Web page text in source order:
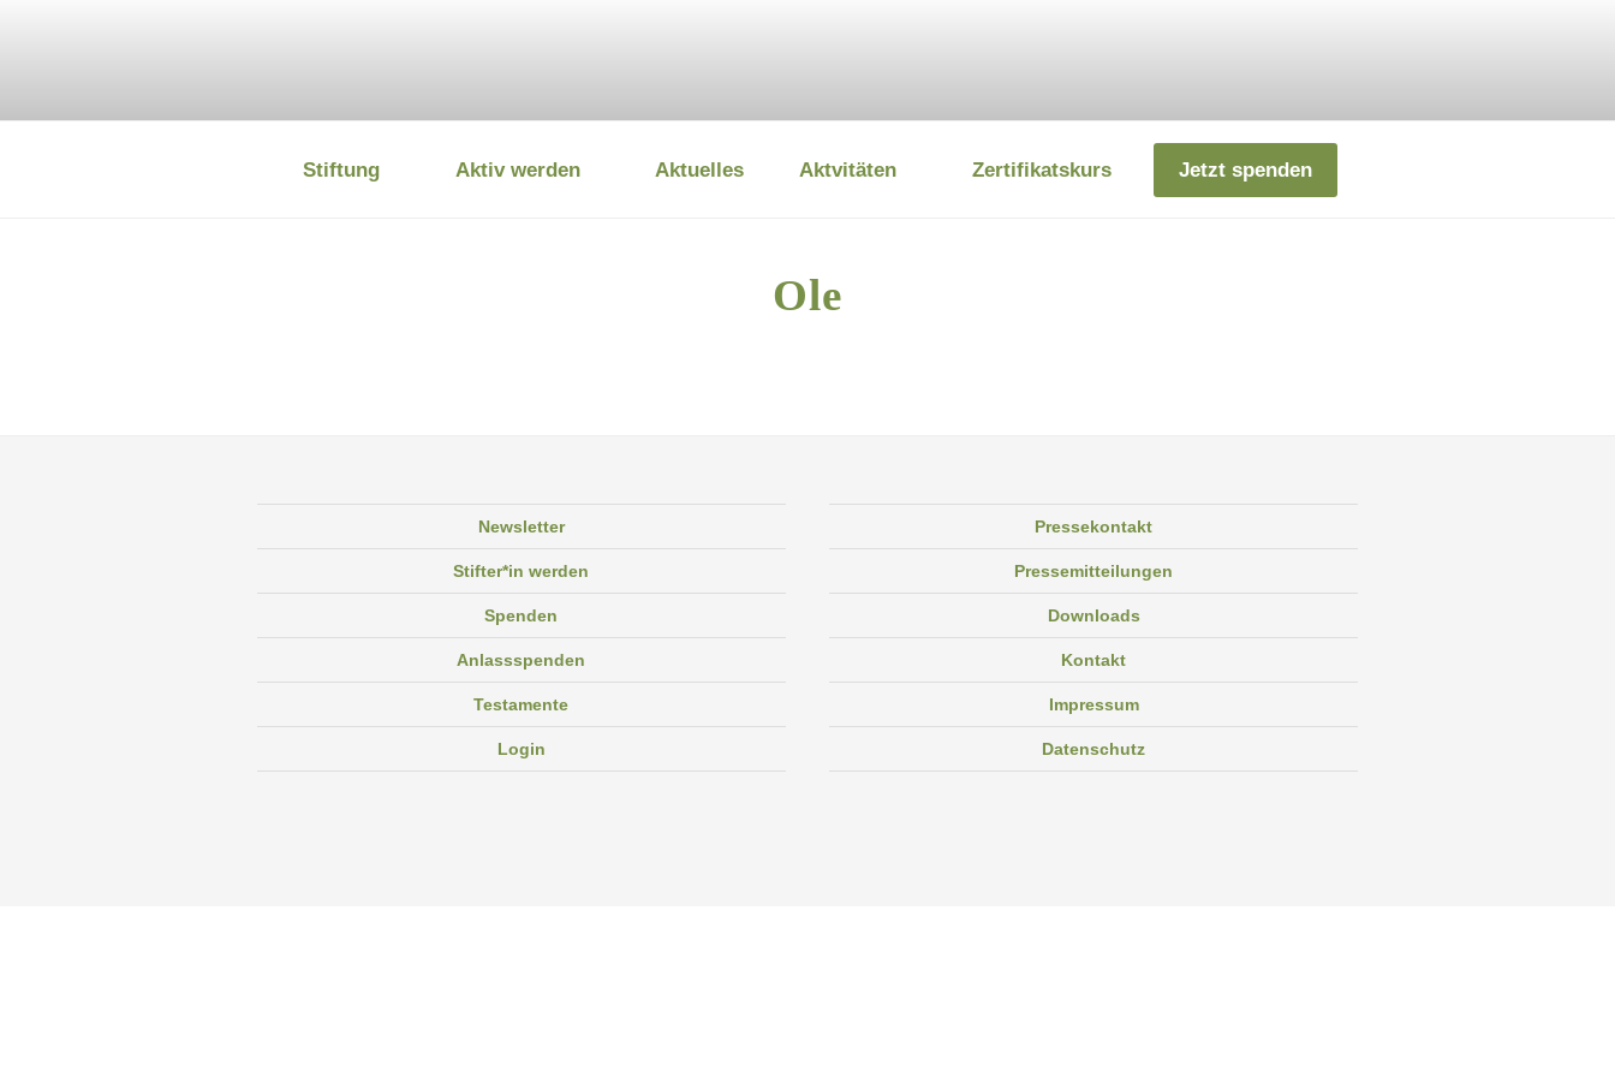
DEUTSCHE UMWELTSTIFTUNG
Stiftung Aktiv werden Aktuelles Aktvitäten Zertifikatskurs Jetzt spenden
Ole
Newsletter
Stifter*in werden
Spenden
Anlassspenden
Testamente
Login
Pressekontakt
Pressemitteilungen
Downloads
Kontakt
Impressum
Datenschutz